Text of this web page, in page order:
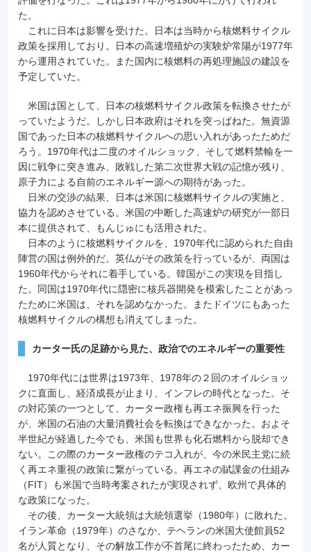
た。
これに日本は影響を受けた。日本は当時から核燃料サイクル
政策を採用しており。日本の高速増殖炉の実験炉常陽が1977年
から運用されていた。また国内に核燃料の再処理施設の建設を
予定していた。
米国は国として、日本の核燃料サイクル政策を転換させたが
っていたようだ。しかし日本政府はそれを突っぱねた。無資源
国であった日本の核燃料サイクルへの思い入れがあったためだ
ろう。1970年代は二度のオイルショック、そして燃料禁輸を一
因に戦争に突き進み、敗戦した第二次世界大戦の記憶が残り、
原子力による自前のエネルギー源への期待があった。
日米の交渉の結果、日本は米国に核燃料サイクルの実施と、
協力を認めさせている。米国の中断した高速炉の研究が一部日
本に提供されて、もんじゅにも活用された。
日本のように核燃料サイクルを、1970年代に認められた自由
陣営の国は例外的だ。英仏がその政策を行っているが、両国は
1960年代からそれに着手している。韓国がこの実現を目指し
た。同国は1970年代に隠密に核兵器開発を模索したことがあっ
たために米国は、それを認めなかった。またドイツにもあった
核燃料サイクルの構想も消えてしまった。
カーター氏の足跡から見た、政治でのエネルギーの重要性
1970年代には世界は1973年、1978年の２回のオイルショッ
クに直面し、経済成長が止まり、インフレの時代となった。そ
の対応策の一つとして、カーター政権も再エネ振興を行った
が、米国の石油の大量消費社会を転換はできなかった。およそ
半世紀が経過した今でも、米国も世界も化石燃料から脱却でき
ない。この際のカーター政権のテコ入れが、今の米民主党に続
く再エネ重視の政策に繋がっている。再エネの賦課金の仕組み
（FIT）も米国で当時考案されたが実現されず、欧州で具体的
な政策になった。
その後、カーター大統領は大統領選挙（1980年）に敗れた。
イラン革命（1979年）のさなか、テヘランの米国大使館員52
名が人質となり、その解放工作が不首尾に終わったため、カー